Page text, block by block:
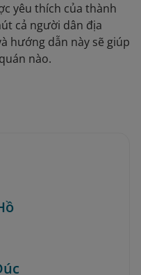
yêu thích của thành
cả người dân địa
hướng dẫn này sẽ giúp
nào.